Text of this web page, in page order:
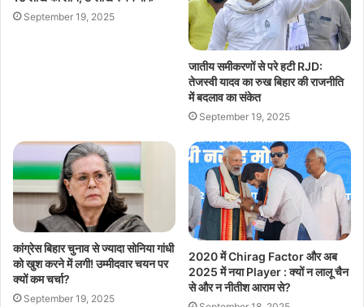
September 19, 2025
जातीय समीकरणों से परे हटी RJD:
तेजस्वी यादव का रुख बिहार की राजनीति
में बदलाव का संकेत
September 19, 2025
कांग्रेस बिहार चुनाव से ज्यादा सोनिया गांधी
को खुश करने में लगी! उम्मीदवार चयन पर
क्यों कम चर्चा?
September 19, 2025
2020 में Chirag Factor और अब
2025 में नया Player : क्यों न लालू चैन
से और न नीतीश आराम से?